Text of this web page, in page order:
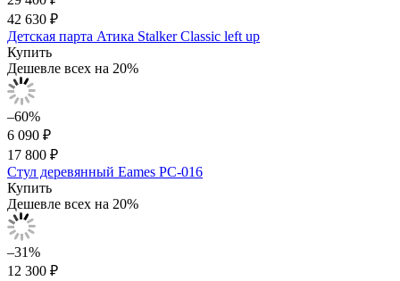
42 630 ₽
Детская парта Атика Stalker Classic left up
Купить
Дешевле всех на 20%
–60%
6 090 ₽
17 800 ₽
Стул деревянный Eames PC-016
Купить
Дешевле всех на 20%
–31%
12 300 ₽